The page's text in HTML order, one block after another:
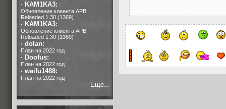
· KAM1KA3:
Обновление клиента APB
Reloaded 1.30 (1369)
· KAM1KA3:
Обновление клиента APB
Reloaded 1.30 (1369)
· dolan:
План на 2022 год
· Doofus:
План на 2022 год
· waifu1488:
План на 2022 год
Еще...